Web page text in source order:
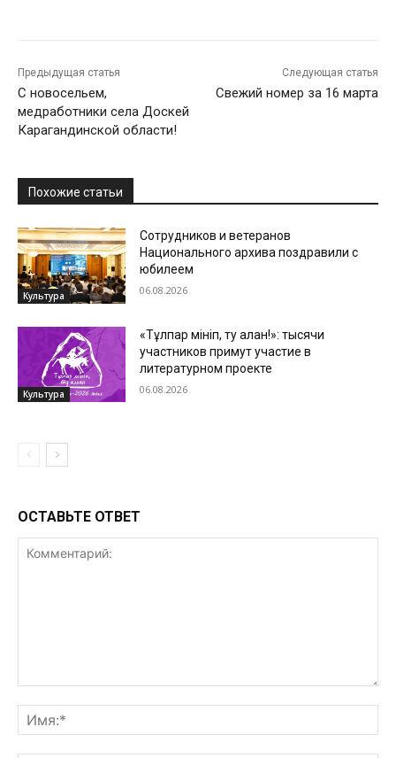
Предыдущая статья
С новосельем,
медработники села Доскей
Карагандинской области!
Следующая статья
Свежий номер за 16 марта
Похожие статьи
Культура
Сотрудников и ветеранов
Национального архива поздравили с
юбилеем
06.08.2026
Культура
«Тұлпар мініп, ту алған!»: тысячи
участников примут участие в
литературном проекте
06.08.2026
ОСТАВЬТЕ ОТВЕТ